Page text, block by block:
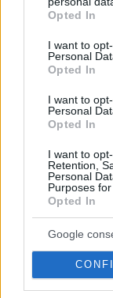
grant or deny
use your data
consent section.
Opted In
I want to
Personal
Opted In
I want to
Personal
Opted In
I want to
Retention,
Personal
Purposes
Opted In
Google
Μανχάταν το
τουλάχιστον
δωρεές,
άνοιγμα του
Οι
της Νέας
αεροπορικά
στην Turkish
στο τουρκικό
επίσης
εταιρεία στο